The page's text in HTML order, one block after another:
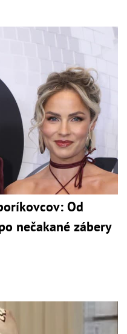
Od
nečakané zábery